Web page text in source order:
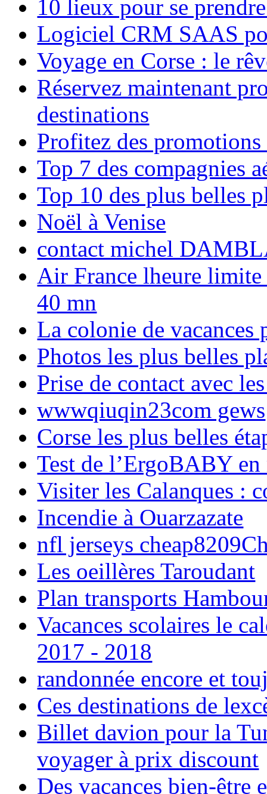
10 lieux pour se
Logiciel CRM SAAS
Voyage en Corse : le
Réservez maintenant
destinations
Profitez des
Top 7 des compagnies
Top 10 des plus belles
Noël à Venise
contact michel
Air France lheure limite
40 mn
La colonie de vacances
Photos les plus belles
Prise de contact avec
wwwqiuqin23com gews
Corse les plus belles
Test de l’ErgoBABY en
Visiter les Calanques :
Incendie à Ouarzazate
nfl jerseys
Les oeillères Taroudant
Plan transports
Vacances scolaires le
2017 - 2018
randonnée encore et
Ces destinations de
Billet davion pour la
voyager à prix discount
Des vacances bien-être